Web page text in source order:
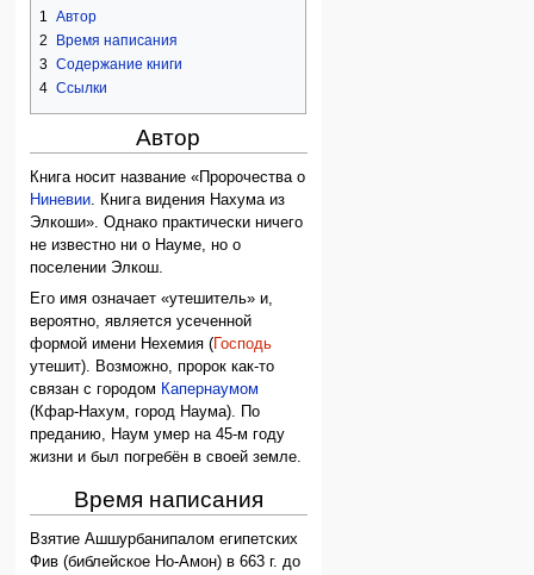
1
Автор
2
Время написания
3 Содержание книги
4 Ссылки
Автор
Книга носит название «Пророчества о
Ниневии. Книга видения Нахума из
Элкоши». Однако практически ничего
не известно ни о Науме, но о
поселении Элкош.
Его имя означает «утешитель» и,
вероятно, является усеченной
формой имени Нехемия (Господь
утешит). Возможно, пророк как-то
связан с городом Капернаумом
(Кфар-Нахум, город Наума). По
преданию, Наум умер на 45-м году
жизни и был погребён в своей земле.
Время написания
Взятие Ашшурбанипалом египетских
Фив (библейское Но-Амон) в 663 г. до